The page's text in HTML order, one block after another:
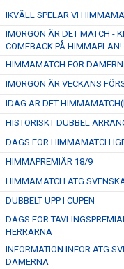
IKVÄLL SPELAR VI
IMORGON ÄR DET MATCH -
COMEBACK PÅ HIMMAPLAN!
HIMMAMATCH FÖR
IMORGON ÄR VECKANS
IDAG ÄR DET
HISTORISKT DUBBEL
DAGS FÖR HIMMAMATCH
HIMMAPREMIÄR 18/9
HIMMAMATCH ATG
DUBBELT UPP I CUPEN
DAGS FÖR
HERRARNA
INFORMATION INFÖR ATG
DAMERNA